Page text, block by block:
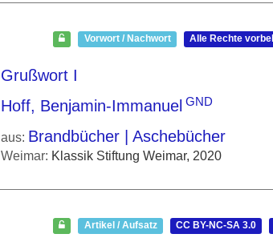
Vorwort / Nachwort Alle Rechte
Grußwort I
Hoff, Benjamin-Immanuel GND
aus: Brandbücher | Aschebücher
Weimar: Klassik Stiftung Weimar, 2020
Artikel / Aufsatz CC BY-NC-SA 3.0